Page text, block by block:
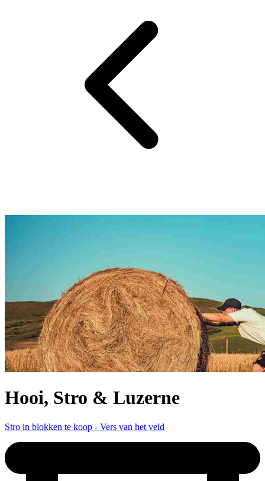
Hooi, Stro & Luzerne
Stro in blokken te koop - Vers van het veld